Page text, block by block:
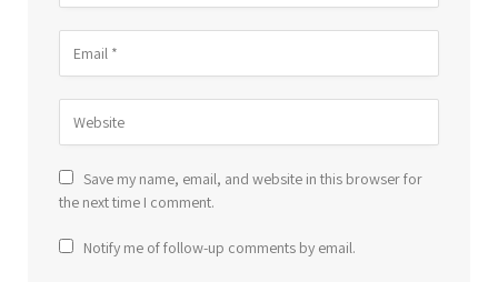
Save my name, email, and website in this browser for
the next time I comment.
Notify me of follow-up comments by email.